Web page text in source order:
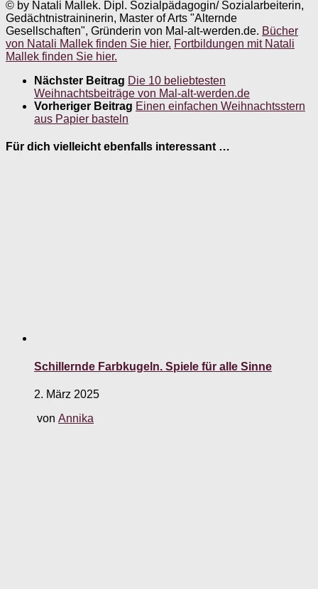
© by Natali Mallek. Dipl. Sozialpädagogin/ Sozialarbeiterin,
Gedächtnistraininerin, Master of Arts "Alternde
Gesellschaften", Gründerin von Mal-alt-werden.de. Bücher
von Natali Mallek finden Sie hier. Fortbildungen mit Natali
Mallek finden Sie hier.
Nächster Beitrag Die 10 beliebtesten
Weihnachtsbeiträge von Mal-alt-werden.de
Vorheriger Beitrag Einen einfachen Weihnachtsstern
aus Papier basteln
Für dich vielleicht ebenfalls interessant …
Schillernde Farbkugeln. Spiele für alle Sinne
2. März 2025
von Annika